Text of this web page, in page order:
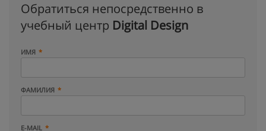
Обратиться непосредственно в
учебный центр Digital Design
ИМЯ
ФАМИЛИЯ
E-MAIL